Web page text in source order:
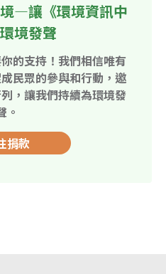
—讓《環境資訊中
境發聲
的支持！我們相信唯有
民眾的參與和行動，邀
，讓我們持續為環境發
。
捐款